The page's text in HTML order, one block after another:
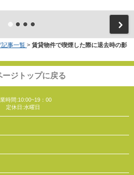
記事一覧 > 賃貸物件で喫煙した際に退去時の影
ージトップに戻る
時間:10:00~19：00
定休日:水曜日